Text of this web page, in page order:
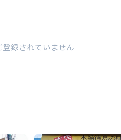
録されていません